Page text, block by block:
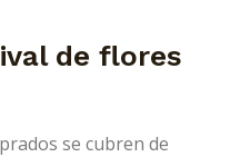
de flores
se cubren de